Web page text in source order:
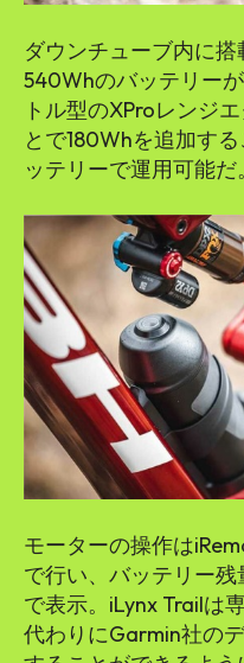
ダウンチューブ内に搭
540Whのバッテリー
トル型のXProレンジ
とで180Whを追加す
ッテリーで運用可能だ。
モーターの操作は
で行い、バッテリー
で表示。iLynx Trailは
代わりにGarmin社の